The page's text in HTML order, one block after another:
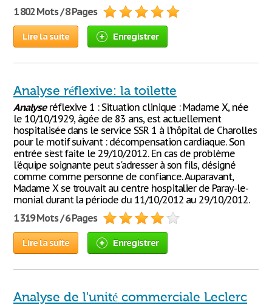
1 802 Mots / 8 Pages
Lire la suite Enregistrer
Analyse réflexive: la toilette
Analyseréflexive 1 : Situation clinique : Madame X, née
le 10/10/1929, âgée de 83 ans, est actuellement
hospitalisée dans le service SSR 1 à l'hôpital de Charolles
pour le motif suivant : décompensation cardiaque. Son
entrée s'est faite le 29/10/2012. En cas de problème
l'équipe soignante peut s'adresser à son fils, désigné
comme comme personne de confiance. Auparavant,
Madame X se trouvait au centre hospitalier de Paray-le-
monial durant la période du 11/10/2012 au 29/10/2012.
1 319 Mots / 6 Pages
Lire la suite Enregistrer
Analyse de l'unité commerciale Leclerc